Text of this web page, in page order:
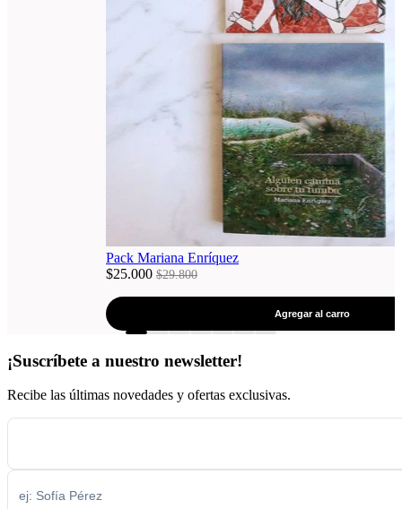
Pack Mariana Enríquez
$25.000 $29.800
Agregar al carro
¡Suscríbete a nuestro newsletter!
Recibe las últimas novedades y ofertas exclusivas.